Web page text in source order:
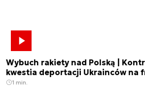
Wybuch rakiety nad Polską |
kwestia deportacji Ukrainców na
1 min.